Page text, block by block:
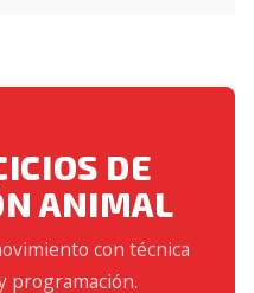
DE
ANIMAL
con técnica
programación.